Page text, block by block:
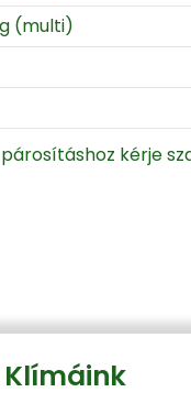
(multi)
kérje
Klímáink